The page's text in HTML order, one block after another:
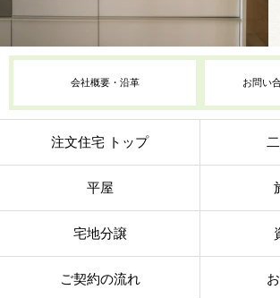
会社概要・沿革 お問い
注文住宅 トップ
平屋
宅地分譲
ご契約の流れ